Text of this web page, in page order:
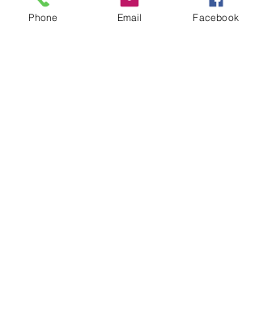
Phone Email Facebook